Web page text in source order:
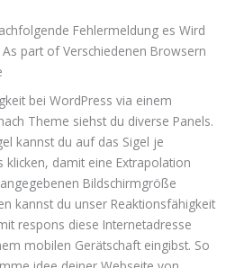
Fehlermeldung es Wird
part of Verschiedenen Browsern
bei WordPress via einem
Theme siehst du diverse Panels.
kannst du auf das Sigel je
damit eine Extrapolation
Bildschirmgröße
kannst du unser Reaktionsfähigkeit
respons diese Internetadresse
mobilen Gerätschaft eingibst. So